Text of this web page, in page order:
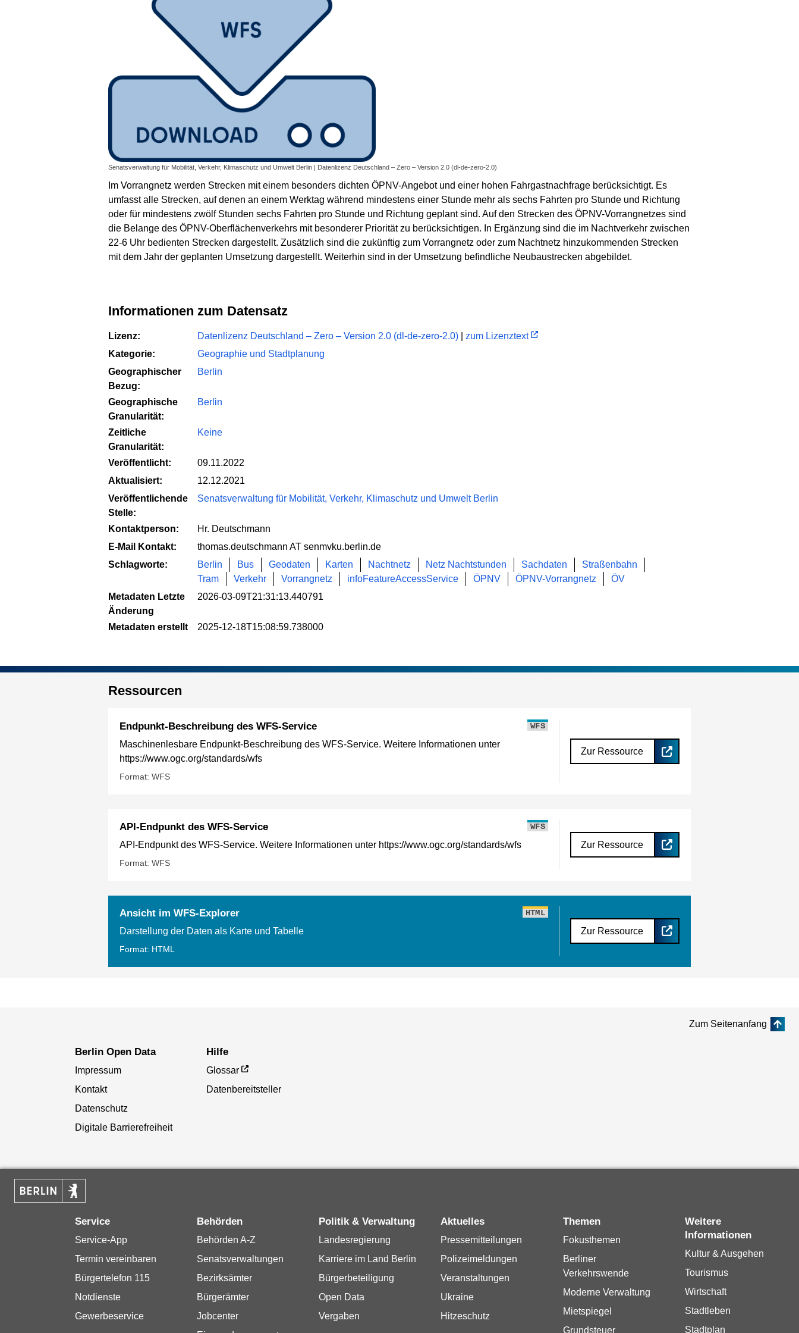
Senatsverwaltung für Mobilität, Verkehr, Klimaschutz und Umwelt Berlin | Datenlizenz Deutschland – Zero – Version 2.0 (dl-de-zero-2.0)
Im Vorrangnetz werden Strecken mit einem besonders dichten ÖPNV-Angebot und einer hohen Fahrgastnachfrage berücksichtigt. Es
umfasst alle Strecken, auf denen an einem Werktag während mindestens einer Stunde mehr als sechs Fahrten pro Stunde und Richtung
oder für mindestens zwölf Stunden sechs Fahrten pro Stunde und Richtung geplant sind. Auf den Strecken des ÖPNV-Vorrangnetzes sind
die Belange des ÖPNV-Oberflächenverkehrs mit besonderer Priorität zu berücksichtigen. In Ergänzung sind die im Nachtverkehr zwischen
22-6 Uhr bedienten Strecken dargestellt. Zusätzlich sind die zukünftig zum Vorrangnetz oder zum Nachtnetz hinzukommenden Strecken
mit dem Jahr der geplanten Umsetzung dargestellt. Weiterhin sind in der Umsetzung befindliche Neubaustrecken abgebildet.
Informationen zum Datensatz
Lizenz: Datenlizenz Deutschland – Zero – Version 2.0 (dl-de-zero-2.0)
zum Lizenztext
Kategorie:
Geographie und Stadtplanung
Geographischer
Bezug:
Berlin
Geographische
Granularität:
Berlin
Zeitliche
Granularität:
Keine
Veröffentlicht:
09.11.2022
Aktualisiert:
12.12.2021
Veröffentlichende
Stelle:
Senatsverwaltung für Mobilität, Verkehr, Klimaschutz und Umwelt Berlin
Kontaktperson:
Hr. Deutschmann
E-Mail Kontakt:
thomas.deutschmann AT senmvku.berlin.de
Schlagworte:
Berlin Bus Geodaten Karten Nachtnetz Netz Nachtstunden Sachdaten
Straßenbahn
Tram
Verkehr Vorrangnetz infoFeatureAccessService ÖPNV ÖPNV-Vorrangnetz
ÖV
Metadaten Letzte
Änderung
2026-03-09T21:31:13.440791
Metadaten erstellt 2025-12-18T15:08:59.738000
Ressourcen
Endpunkt-Beschreibung des WFS-Service WFS
Maschinenlesbare Endpunkt-Beschreibung des WFS-Service. Weitere Informationen unter
https://www.ogc.org/standards/wfs
Format: WFS
Zur Ressource
API-Endpunkt des WFS-Service WFS
API-Endpunkt des WFS-Service. Weitere Informationen unter https://www.ogc.org/standards/wfs
Format: WFS
Zur Ressource
Ansicht im WFS-Explorer HTML
Darstellung der Daten als Karte und Tabelle
Format: HTML
Zur Ressource
Zum Seitenanfang
Berlin Open Data
Impressum
Kontakt
Datenschutz
Digitale Barrierefreiheit
Hilfe
Glossar
Datenbereitsteller
Service
Service-App
Termin vereinbaren
Bürgertelefon 115
Notdienste
Gewerbeservice
Behörden
Behörden A-Z
Senatsverwaltungen
Bezirksämter
Bürgerämter
Jobcenter
Politik & Verwaltung
Landesregierung
Karriere im Land Berlin
Bürgerbeteiligung
Open Data
Vergaben
Aktuelles
Pressemitteilungen
Polizeimeldungen
Veranstaltungen
Ukraine
Hitzeschutz
Themen
Fokusthemen
Berliner
Verkehrswende
Moderne Verwaltung
Mietspiegel
Grundsteuer
Weitere
Informationen
Kultur & Ausgehen
Tourismus
Wirtschaft
Stadtleben
Stadtplan